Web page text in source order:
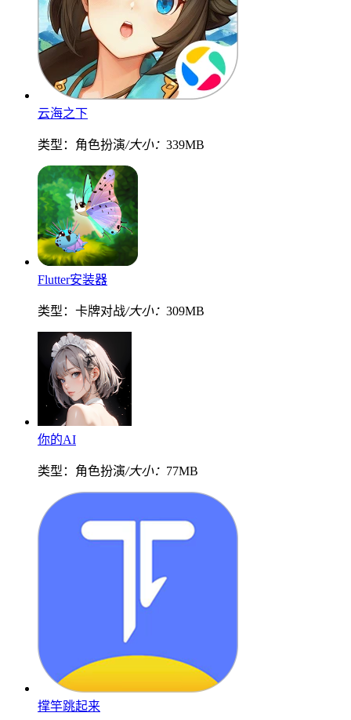
云海之下
类型：角色扮演/大小： 339MB
Flutter安装器
类型：卡牌对战/大小： 309MB
你的AI
类型：角色扮演/大小： 77MB
撑竿跳起来